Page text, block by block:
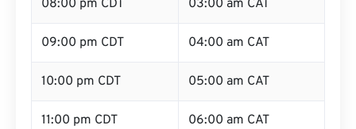
08:00 pm CDT 03:00 am CAT
09:00 pm CDT 04:00 am CAT
10:00 pm CDT 05:00 am CAT
11:00 pm CDT 06:00 am CAT